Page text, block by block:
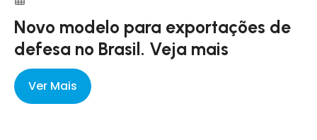
Novo modelo para exportações de
defesa no Brasil. Veja mais
Ver Mais